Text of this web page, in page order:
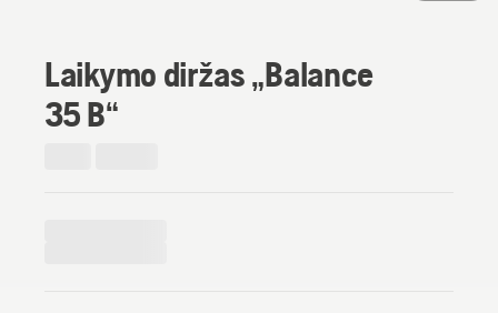
Laikymo diržas „Balance
35 B“